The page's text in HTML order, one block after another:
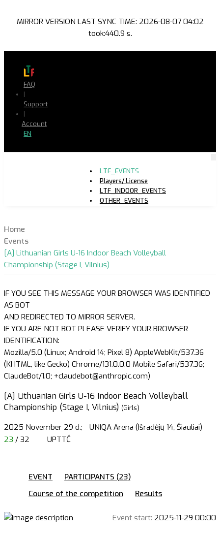
MIRROR VERSION LAST SYNC TIME: 2026-08-07 04:02
took:440.9 s.
FAQ
|
Support
|
Account
EN
LTF_EVENTS
Players/ License
LTF_INDOOR_EVENTS
OTHER_EVENTS
Home
Events
[A] Lithuanian Girls U-16 Indoor Beach Volleyball
Championship (Stage I, Vilnius)
IF YOU SEE THIS MESSAGE YOUR BROWSER WAS IDENTIFIED
AS BOT
AND REDIRECTED TO MIRROR SERVER.
IF YOU ARE NOT BOT PLEASE VERIFY YOUR BROWSER
IDENTIFICATION:
Mozilla/5.0 (Linux; Android 14; Pixel 8) AppleWebKit/537.36
(KHTML, like Gecko) Chrome/131.0.0.0 Mobile Safari/537.36;
ClaudeBot/1.0; +claudebot@anthropic.com)
[A] Lithuanian Girls U-16 Indoor Beach Volleyball
Championship (Stage I, Vilnius) (Girls)
2025 November 29 d.;
UNIQA Arena (Išradėjų 14, Šiauliai)
23 / 32 UPTTČ
EVENT
PARTICIPANTS (23)
Course of the competition
Results
Event start: 2025-11-29 00:00